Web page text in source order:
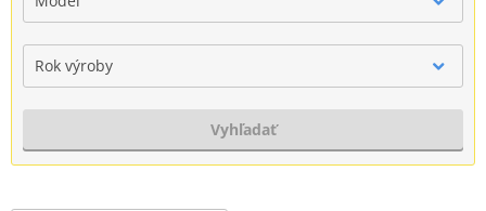
Rok výroby
Vyhľadať